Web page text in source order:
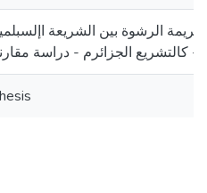
الرشوة بين الشريعة
كالتشريع الجزائرم - دراسة مقارنة -